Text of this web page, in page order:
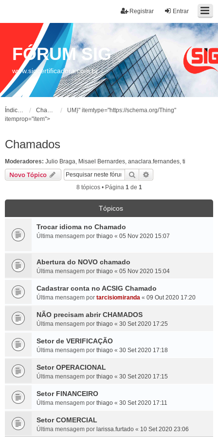
Entrar
Registrar
FÓRUM SIG
www.sigcertificadora.com.br
Índice do fórum Chamados
UM}" itemtype="https://schema.org/Thing"
itemprop="item">
Chamados
Moderadores: Julio Braga, Misael Bernardes, anaclara.fernandes, ti
Novo Tópico Pesquisar
8 tópicos • Página 1de 1
Tópicos
Trocar idioma no Chamado
Última mensagem por thiago « 05 Nov 2020 15:07
Abertura do NOVO chamado
Última mensagem por thiago « 05 Nov 2020 15:04
Cadastrar conta no ACSIG Chamado
Última mensagem por tarcisiomiranda « 09 Out 2020 17:20
NÃO precisam abrir CHAMADOS
Última mensagem por thiago « 30 Set 2020 17:25
Setor de VERIFICAÇÃO
Última mensagem por thiago « 30 Set 2020 17:18
Setor OPERACIONAL
Última mensagem por thiago « 30 Set 2020 17:15
Setor FINANCEIRO
Última mensagem por thiago « 30 Set 2020 17:11
Setor COMERCIAL
Última mensagem por larissa.furtado « 10 Set 2020 23:06